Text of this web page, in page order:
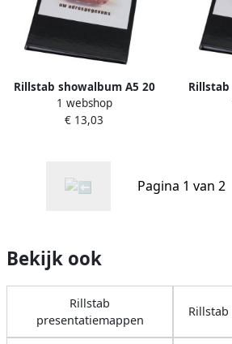
Rillstab showalbum A5 20
tassen zwart
1 webshop
€ 13,03
Pagina 1 van 2
Bekijk ook
Rillstab
presentatiemappen